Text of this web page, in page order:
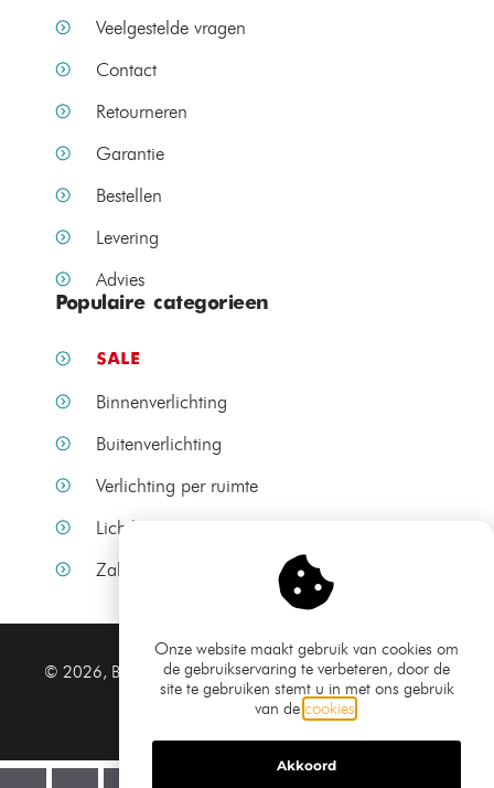
Veelgestelde vragen
Contact
Retourneren
Garantie
Bestellen
Levering
Advies
Populaire categorieen
SALE
Binnenverlichting
Buitenverlichting
Verlichting per ruimte
Lichtbronnen
Zakelijke verlichting
© 2026, Bamled.nl
Algemene voorwaarden
Privacy verklaring
Sitemap
Onze website maakt gebruik van cookies om
de gebruikservaring te verbeteren, door de
site te gebruiken stemt u in met ons gebruik
van de cookies
Akkoord